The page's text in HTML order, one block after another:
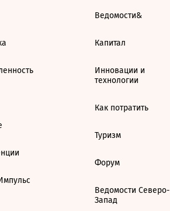
Ведомости&
Капитал
Инновации и
технологии
Как потратить
Туризм
Форум
Ведомости Северо-
Запад